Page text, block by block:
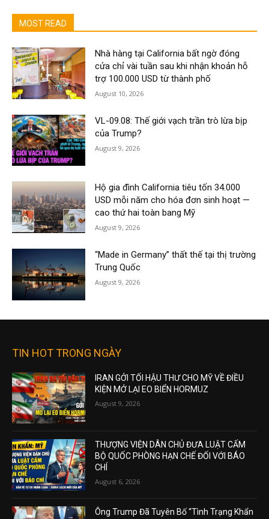
MOST READ
Nhà hàng tại California bất ngờ đóng
cửa chỉ vài tuần sau khi nhận khoản hỗ
trợ 100.000 USD từ thành phố
August 10, 2026
VL-09.08: Thế giới vạch trần trò lừa bịp
của Trump?
August 9, 2026
Hộ gia đình California tiêu tốn 34.000
USD mỗi năm cho hóa đơn sinh hoạt —
cao thứ hai toàn bang Mỹ
August 9, 2026
“Made in Germany” thất thế tại thị trường
Trung Quốc
August 9, 2026
TIN HOT TRONG NGÀY
IRAN GỞI TỐI HẬU THƯ CHO MỸ VỀ ĐIỀU
KIỆN MỞ LẠI EO BIỂN HORMUZ
August 9, 2026
THƯỢNG VIỆN DÂN CHỦ ĐƯA LUẬT CẤM
BỘ QUỐC PHÒNG HẠN CHẾ ĐỐI VỚI BÁO
CHÍ
August 6, 2026
Ông Trump Đã Tuyên Bố “Tình Trạng Khẩn